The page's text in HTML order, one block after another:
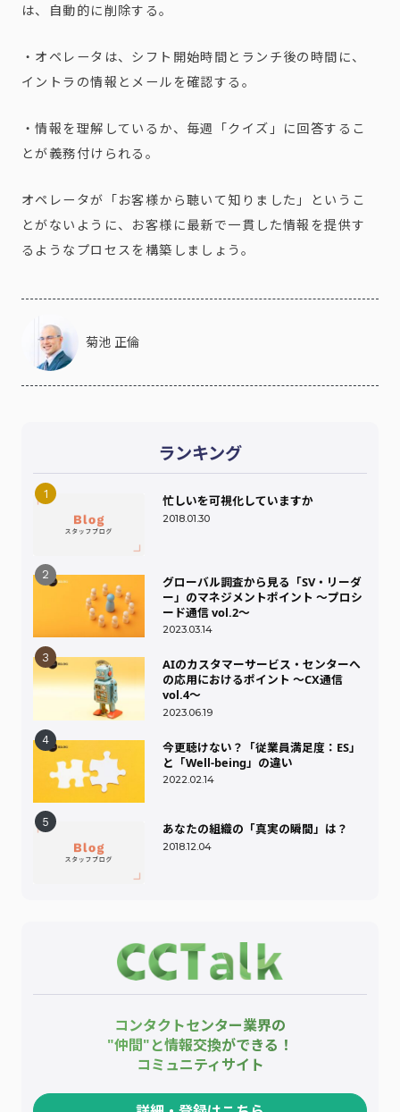
は、自動的に削除する。
・オペレータは、シフト開始時間とランチ後の時間に、
イントラの情報とメールを確認する。
・情報を理解しているか、毎週「クイズ」に回答するこ
とが義務付けられる。
オペレータが「お客様から聴いて知りました」というこ
とがないように、お客様に最新で一貫した情報を提供す
るようなプロセスを構築しましょう。
菊池 正倫
ランキング
2018.01.30
忙しいを可視化していますか
2023.03.14
グローバル調査から見る「SV・リーダ
ー」のマネジメントポイント ～プロシ
ード通信 vol.2～
2023.06.19
AIのカスタマーサービス・センターへ
の応用におけるポイント ～CX通信
vol.4～
2022.02.14
今更聴けない？「従業員満足度：ES」
と「Well-being」の違い
2018.12.04
あなたの組織の「真実の瞬間」は？
コンタクトセンター業界の
"仲間"と情報交換ができる！
コミュニティサイト